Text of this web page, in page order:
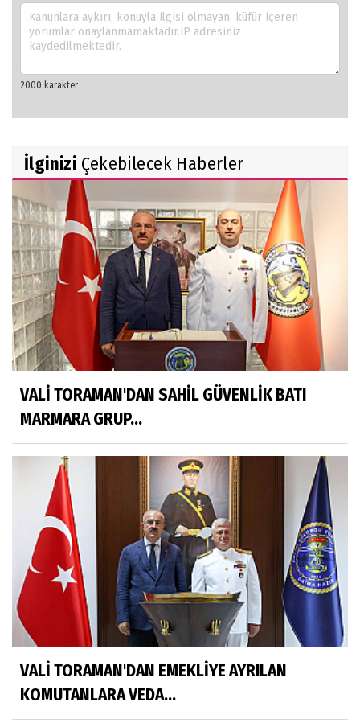
İlginizi Çekebilecek Haberler
VALİ TORAMAN'DAN SAHİL GÜVENLİK BATI
MARMARA GRUP...
VALİ TORAMAN'DAN EMEKLİYE AYRILAN
KOMUTANLARA VEDA...